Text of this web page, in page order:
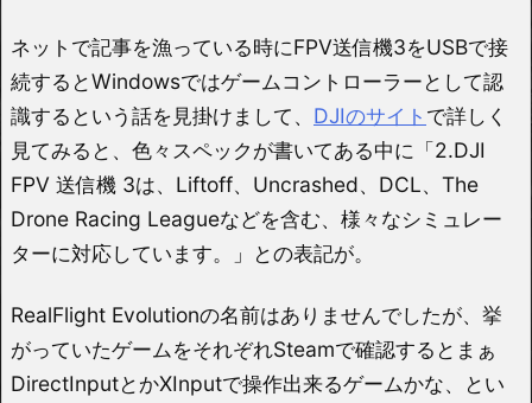
ネットで記事を漁っている時にFPV送信機3をUSBで接
続するとWindowsではゲームコントローラーとして認
識するという話を見掛けまして、 DJIのサイト で詳しく
見てみると、色々スペックが書いてある中に「2.DJI
FPV 送信機 3は、Liftoff、Uncrashed、DCL、The
Drone Racing Leagueなどを含む、様々なシミュレー
ターに対応しています。」との表記が。
RealFlight Evolutionの名前はありませんでしたが、挙
がっていたゲームをそれぞれSteamで確認するとまぁ
DirectInputとかXInputで操作出来るゲームかな、とい